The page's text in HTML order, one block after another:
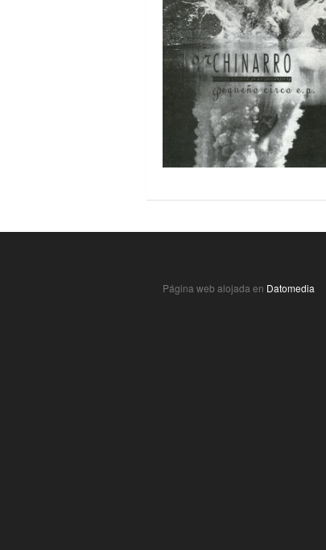
Página web alojada en Datomedia